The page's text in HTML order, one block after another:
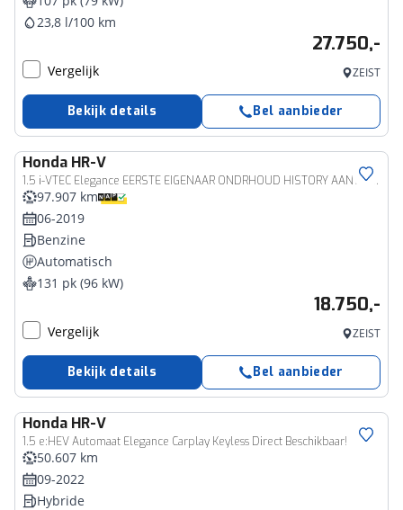
23,8 l/100 km
27.750,-
Vergelijk ZEIST
Bekijk details Bel aanbieder
Honda HR-V
1.5 i-VTEC Elegance EERSTE EIGENAAR ONDRHOUD HISTORY AANWEZIG INCL BOVAG GARANTIE EN AFLEVERING
97.907 km
06-2019
Benzine
Automatisch
131 pk (96 kW)
18.750,-
Vergelijk ZEIST
Bekijk details Bel aanbieder
Honda HR-V
1.5 e:HEV Automaat Elegance Carplay Keyless Direct Beschikbaar!
50.607 km
09-2022
Hybride